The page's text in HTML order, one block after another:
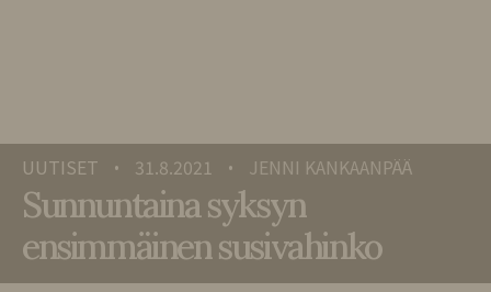
UUTISET • 31.8.2021 • JENNI KANKAANPÄÄ
Sunnuntaina syksyn
ensimmäinen susivahinko